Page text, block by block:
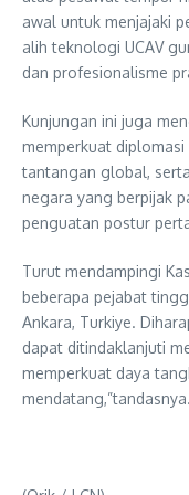
awal untuk menjajaki
alih teknologi UCAV
dan profesionalisme
Kunjungan ini juga
memperkuat
tantangan global,
negara yang berpijak
penguatan postur
Turut mendampingi
beberapa pejabat
Ankara, Turkiye.
dapat ditindaklanjuti
memperkuat daya
mendatang,”tandasnya.